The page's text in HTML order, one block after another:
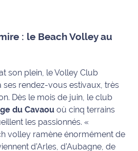
: le Beach Volley au
son plein, le Volley Club
ses rendez-vous estivaux, très
Dès le mois de juin, le club
du Cavaou où cinq terrains
les passionnés.«
volley ramène énormément de
d’Arles, d’Aubagne, de